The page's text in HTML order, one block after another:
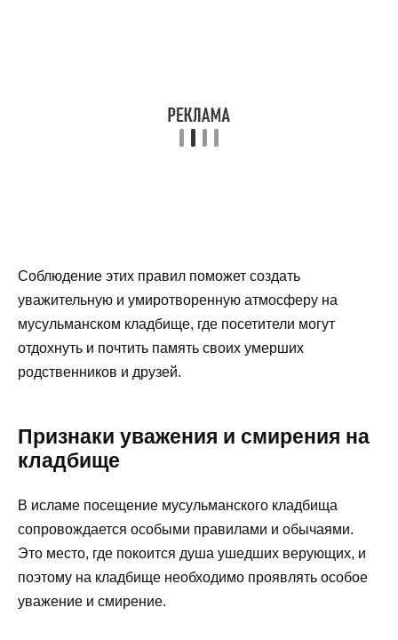
Соблюдение этих правил поможет создать
уважительную и умиротворенную атмосферу на
мусульманском кладбище, где посетители могут
отдохнуть и почтить память своих умерших
родственников и друзей.
Признаки уважения и смирения на
кладбище
В исламе посещение мусульманского кладбища
сопровождается особыми правилами и обычаями.
Это место, где покоится душа ушедших верующих, и
поэтому на кладбище необходимо проявлять особое
уважение и смирение.